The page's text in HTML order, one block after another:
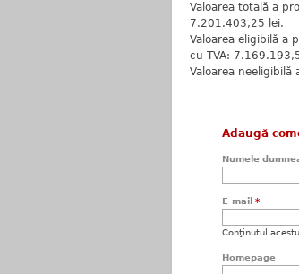
Valoarea totală a
7.201.403,25 lei.
Valoarea eligibilă a
cu TVA:
Valoarea neeligibilă
Adaugă
Numele
E-mail *
Conţinutul
Homepage